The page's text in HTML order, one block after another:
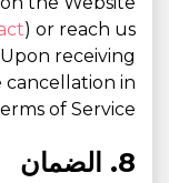
) or reach us
Upon receiving
cancellation in
of Service.
8. الضمان